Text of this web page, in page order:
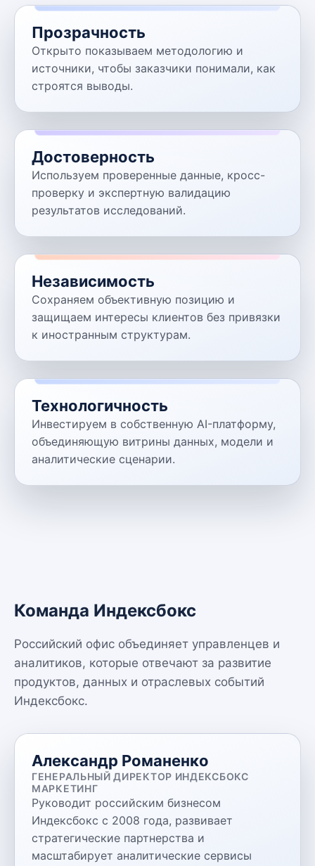
Прозрачность
Открыто показываем методологию и
источники, чтобы заказчики понимали, как
строятся выводы.
Достоверность
Используем проверенные данные, кросс-
проверку и экспертную валидацию
результатов исследований.
Независимость
Сохраняем объективную позицию и
защищаем интересы клиентов без привязки
к иностранным структурам.
Технологичность
Инвестируем в собственную AI-платформу,
объединяющую витрины данных, модели и
аналитические сценарии.
Команда Индексбокс
Российский офис объединяет управленцев и
аналитиков, которые отвечают за развитие
продуктов, данных и отраслевых событий
Индексбокс.
Александр Романенко
ГЕНЕРАЛЬНЫЙ ДИРЕКТОР ИНДЕКСБОКС
МАРКЕТИНГ
Руководит российским бизнесом
Индексбокс с 2008 года, развивает
стратегические партнерства и
масштабирует аналитические сервисы